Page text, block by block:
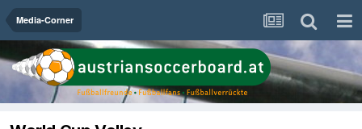
Media-Corner